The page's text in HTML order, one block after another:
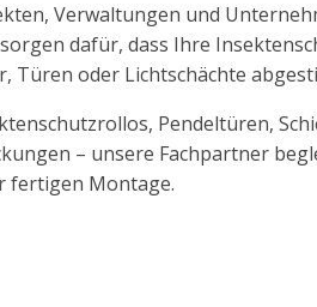
Verwaltungen und
dafür, dass Ihre
Türen oder Lichtschächte
Pendeltüren,
– unsere Fachpartner
fertigen Montage.